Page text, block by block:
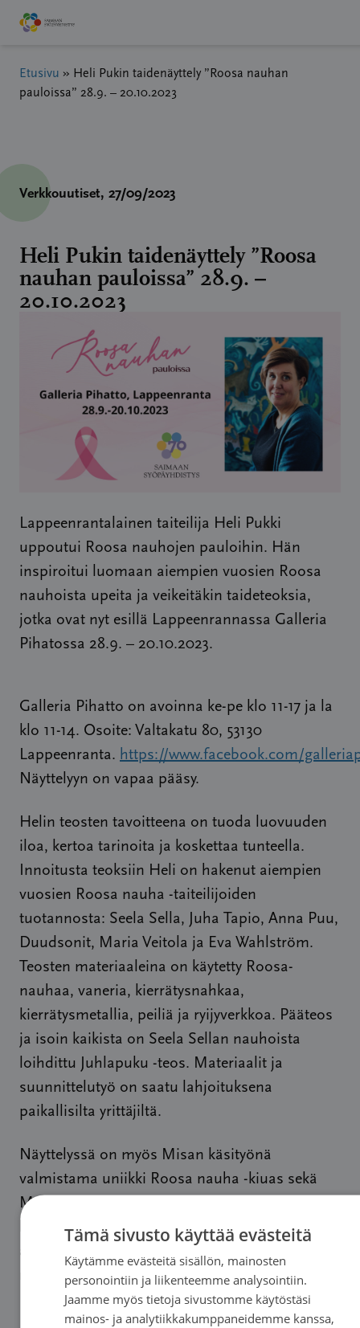
Hyppää
sisältöön
Etusivu » Heli Pukin taidenäyttely ”Roosa nauhan
pauloissa” 28.9. – 20.10.2023
Verkkouutiset, 27/09/2023
Heli Pukin taidenäyttely ”Roosa
nauhan pauloissa” 28.9. –
20.10.2023
Lappeenrantalainen taiteilija Heli Pukki
uppoutui Roosa nauhojen pauloihin. Hän
inspiroitui luomaan aiempien vuosien Roosa
nauhoista upeita ja veikeitäkin taideteoksia,
jotka ovat nyt esillä Lappeenrannassa Galleria
Pihatossa 28.9. – 20.10.2023.
Galleria Pihatto on avoinna ke-pe klo 11-17 ja la
klo 11-14. Osoite: Valtakatu 80, 53130
Lappeenranta. https://www.facebook.com/
Näyttelyyn on vapaa pääsy.
Helin teosten tavoitteena on tuoda luovuuden
iloa, kertoa tarinoita ja koskettaa tunteella.
Innoitusta teoksiin Heli on hakenut aiempien
vuosien Roosa nauha -taiteilijoiden
tuotannosta: Seela Sella, Juha Tapio, Anna Puu,
Duudsonit, Maria Veitola ja Eva Wahlström.
Teosten materiaaleina on käytetty Roosa-
nauhaa, vaneria, kierrätysnahkaa,
kierrätysmetallia, peiliä ja ryijyverkkoa. Pääteos
ja isoin kaikista on Seela Sellan nauhoista
loihdittu Juhlapuku -teos. Materiaalit ja
suunnittelutyö on saatu lahjoituksena
paikallisilta yrittäjiltä.
Näyttelyssä on myös Misan käsityönä
valmistama uniikki Roosa nauha -kiuas sekä
Meimi Designin suunnittelemia Roosa nauha -
korvakoruja, jotka on tehty ekologisesti
aiempien vuosien myymättömistä Roosa
nauhoista.
Kaikki teokset ja tuotteet ovat myytävänä ja
Tämä sivusto käyttää evästeitä
Käytämme evästeitä sisällön, mainosten
personointiin ja liikenteemme analysointiin.
Jaamme myös tietoja sivustomme käytöstäsi
mainos- ja analytiikkakumppaneidemme kanssa,